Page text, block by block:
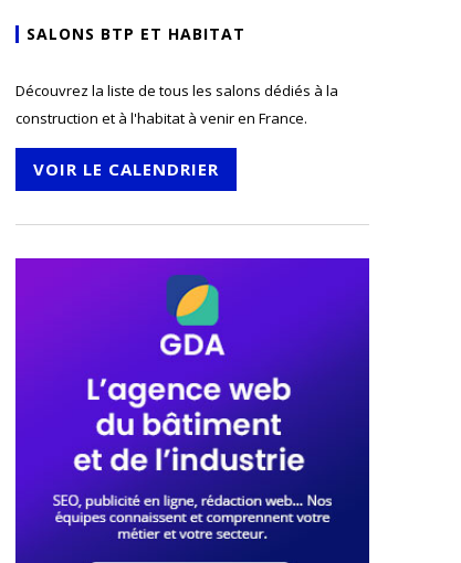
SALONS BTP ET HABITAT
Découvrez la liste de tous les salons dédiés à la
construction et à l'habitat à venir en France.
VOIR LE CALENDRIER